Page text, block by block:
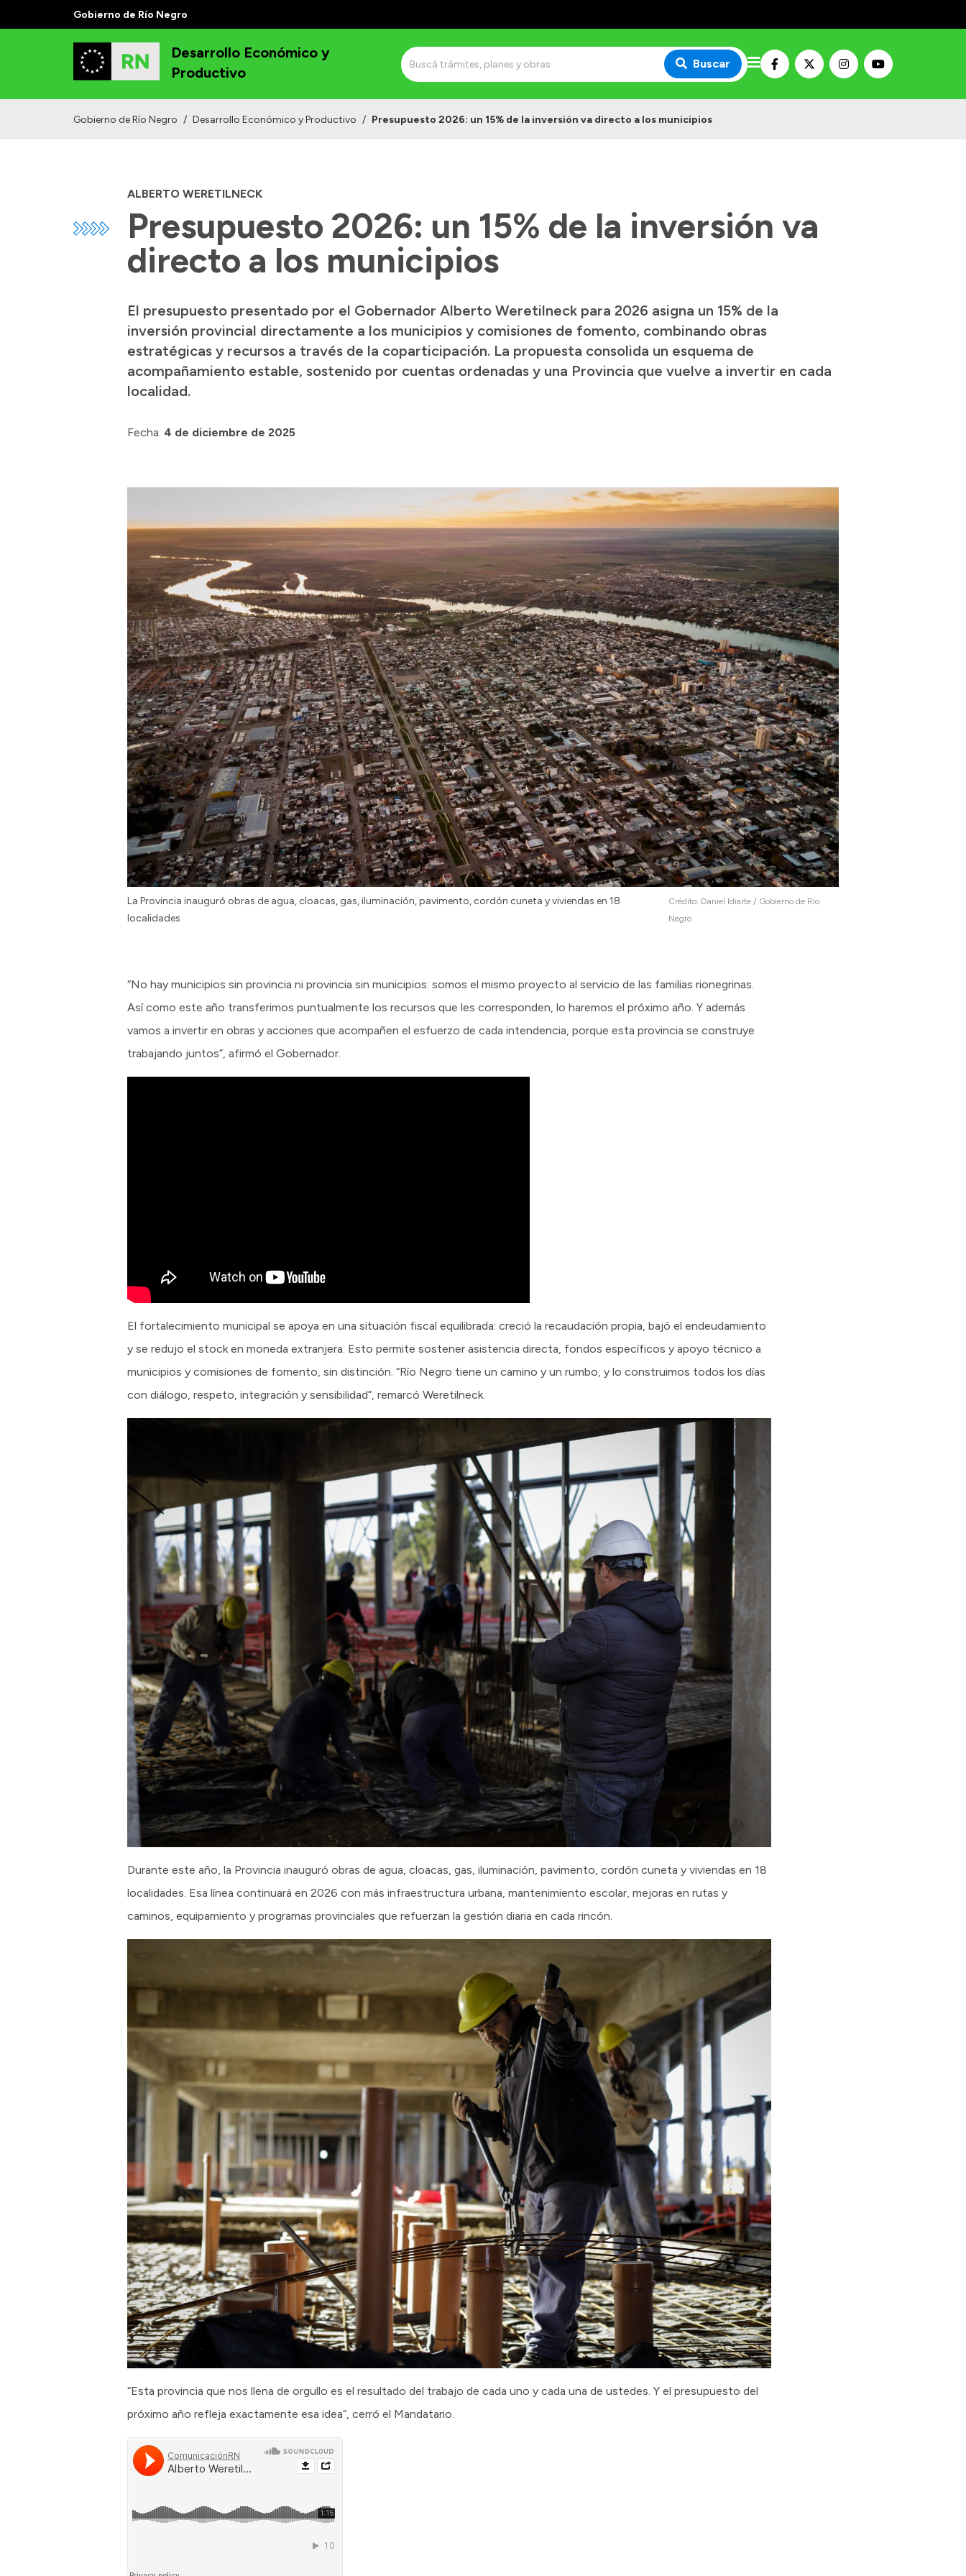
Gobierno de Río Negro
Desarrollo Económico y
Productivo
Buscar
Gobierno de Río Negro / Desarrollo Económico y Productivo / Presupuesto 2026: un 15% de la inversión va directo a los municipios
ALBERTO WERETILNECK
Presupuesto 2026: un 15% de la inversión va
directo a los municipios
El presupuesto presentado por el Gobernador Alberto Weretilneck para 2026 asigna un 15% de la
inversión provincial directamente a los municipios y comisiones de fomento, combinando obras
estratégicas y recursos a través de la coparticipación. La propuesta consolida un esquema de
acompañamiento estable, sostenido por cuentas ordenadas y una Provincia que vuelve a invertir en cada
localidad.
Fecha: 4 de diciembre de 2025
La Provincia inauguró obras de agua, cloacas, gas, iluminación, pavimento, cordón cuneta y viviendas en 18
localidades
Crédito: Daniel Idiarte / Gobierno de Río
Negro
“No hay municipios sin provincia ni provincia sin municipios: somos el mismo proyecto al servicio de las familias rionegrinas.
Así como este año transferimos puntualmente los recursos que les corresponden, lo haremos el próximo año. Y además
vamos a invertir en obras y acciones que acompañen el esfuerzo de cada intendencia, porque esta provincia se construye
trabajando juntos”, afirmó el Gobernador.
El fortalecimiento municipal se apoya en una situación fiscal equilibrada: creció la recaudación propia, bajó el endeudamiento
y se redujo el stock en moneda extranjera. Esto permite sostener asistencia directa, fondos específicos y apoyo técnico a
municipios y comisiones de fomento, sin distinción. “Río Negro tiene un camino y un rumbo, y lo construimos todos los días
con diálogo, respeto, integración y sensibilidad”, remarcó Weretilneck.
Durante este año, la Provincia inauguró obras de agua, cloacas, gas, iluminación, pavimento, cordón cuneta y viviendas en 18
localidades. Esa línea continuará en 2026 con más infraestructura urbana, mantenimiento escolar, mejoras en rutas y
caminos, equipamiento y programas provinciales que refuerzan la gestión diaria en cada rincón.
“Esta provincia que nos llena de orgullo es el resultado del trabajo de cada uno y cada una de ustedes. Y el presupuesto del
próximo año refleja exactamente esa idea”, cerró el Mandatario.